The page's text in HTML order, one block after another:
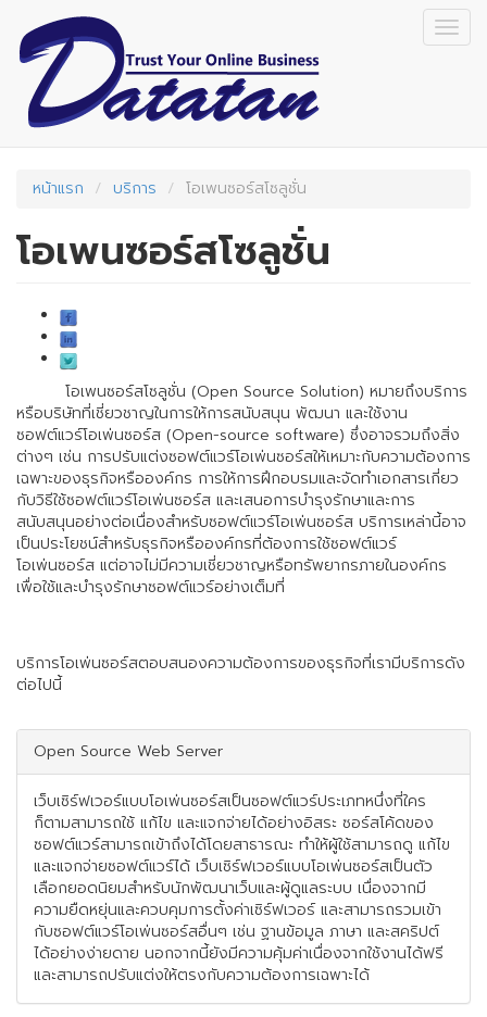
main
content
หน้าแรก บริการ โอเพนซอร์สโซลูชั่น
โอเพนซอร์สโซลูชั่น
โอเพนซอร์สโซลูชั่น (Open Source Solution) หมายถึงบริการ
หรือบริษัทที่เชี่ยวชาญในการให้การสนับสนุน พัฒนา และใช้งาน
ซอฟต์แวร์โอเพ่นซอร์ส (Open-source software) ซึ่งอาจรวมถึงสิ่ง
ต่างๆ เช่น การปรับแต่งซอฟต์แวร์โอเพ่นซอร์สให้เหมาะกับความต้องการ
เฉพาะของธุรกิจหรือองค์กร การให้การฝึกอบรมและจัดทำเอกสารเกี่ยว
กับวิธีใช้ซอฟต์แวร์โอเพ่นซอร์ส และเสนอการบำรุงรักษาและการ
สนับสนุนอย่างต่อเนื่องสำหรับซอฟต์แวร์โอเพ่นซอร์ส บริการเหล่านี้อาจ
เป็นประโยชน์สำหรับธุรกิจหรือองค์กรที่ต้องการใช้ซอฟต์แวร์
โอเพ่นซอร์ส แต่อาจไม่มีความเชี่ยวชาญหรือทรัพยากรภายในองค์กร
เพื่อใช้และบำรุงรักษาซอฟต์แวร์อย่างเต็มที่
บริการโอเพ่นซอร์สตอบสนองความต้องการของธุรกิจที่เรามีบริการดัง
ต่อไปนี้
Open Source Web Server
เว็บเซิร์ฟเวอร์แบบโอเพ่นซอร์สเป็นซอฟต์แวร์ประเภทหนึ่งที่ใคร
ก็ตามสามารถใช้ แก้ไข และแจกจ่ายได้อย่างอิสระ ซอร์สโค้ดของ
ซอฟต์แวร์สามารถเข้าถึงได้โดยสาธารณะ ทำให้ผู้ใช้สามารถดู แก้ไข
และแจกจ่ายซอฟต์แวร์ได้ เว็บเซิร์ฟเวอร์แบบโอเพ่นซอร์สเป็นตัว
เลือกยอดนิยมสำหรับนักพัฒนาเว็บและผู้ดูแลระบบ เนื่องจากมี
ความยืดหยุ่นและควบคุมการตั้งค่าเซิร์ฟเวอร์ และสามารถรวมเข้า
กับซอฟต์แวร์โอเพ่นซอร์สอื่นๆ เช่น ฐานข้อมูล ภาษา และสคริปต์
ได้อย่างง่ายดาย นอกจากนี้ยังมีความคุ้มค่าเนื่องจากใช้งานได้ฟรี
และสามารถปรับแต่งให้ตรงกับความต้องการเฉพาะได้